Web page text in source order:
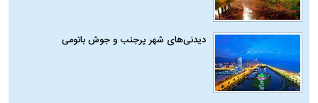
دیدنی‌های شهر پرجنب و جوش باتومی